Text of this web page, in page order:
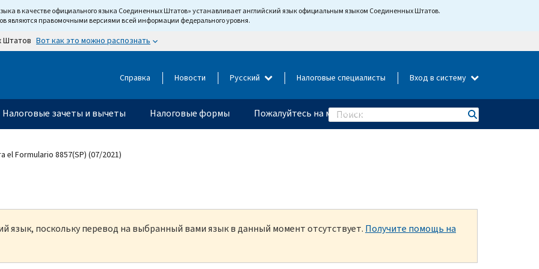
в качестве официального языка Соединенных Штатов» устанавливает английский язык официальным языком Соединенных Штатов.
являются правомочными версиями всей информации федерального уровня.
Штатов Вот как это можно распознать
Справка Новости Русский Налоговые специалисты Вход в систему
Налоговые зачеты и вычеты Налоговые формы Пожалуйтесь на мошенничество
Search
el Formulario 8857(SP) (07/2021)
язык, поскольку перевод на выбранный вами язык в данный момент отсутствует. Получите помощь на